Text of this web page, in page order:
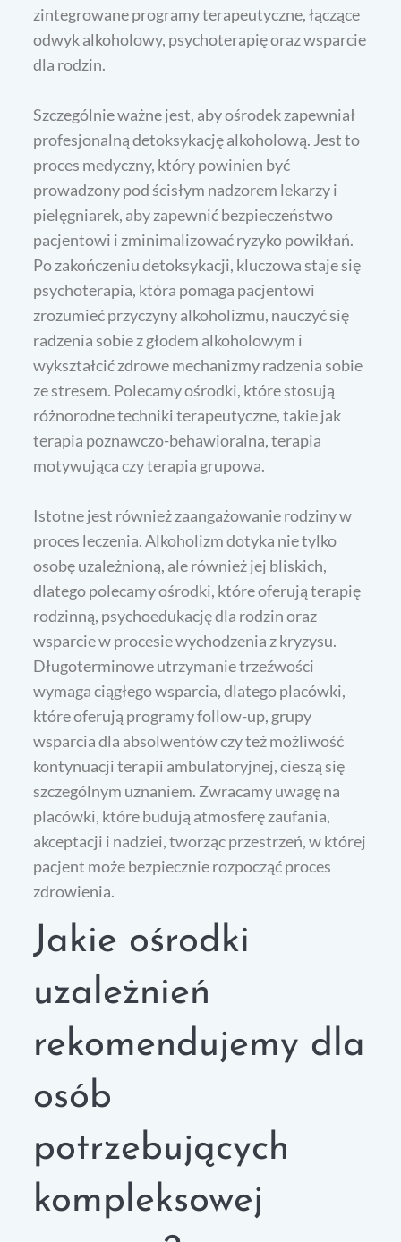
zintegrowane programy terapeutyczne, łączące
odwyk alkoholowy, psychoterapię oraz wsparcie
dla rodzin.
Szczególnie ważne jest, aby ośrodek zapewniał
profesjonalną detoksykację alkoholową. Jest to
proces medyczny, który powinien być
prowadzony pod ścisłym nadzorem lekarzy i
pielęgniarek, aby zapewnić bezpieczeństwo
pacjentowi i zminimalizować ryzyko powikłań.
Po zakończeniu detoksykacji, kluczowa staje się
psychoterapia, która pomaga pacjentowi
zrozumieć przyczyny alkoholizmu, nauczyć się
radzenia sobie z głodem alkoholowym i
wykształcić zdrowe mechanizmy radzenia sobie
ze stresem. Polecamy ośrodki, które stosują
różnorodne techniki terapeutyczne, takie jak
terapia poznawczo-behawioralna, terapia
motywująca czy terapia grupowa.
Istotne jest również zaangażowanie rodziny w
proces leczenia. Alkoholizm dotyka nie tylko
osobę uzależnioną, ale również jej bliskich,
dlatego polecamy ośrodki, które oferują terapię
rodzinną, psychoedukację dla rodzin oraz
wsparcie w procesie wychodzenia z kryzysu.
Długoterminowe utrzymanie trzeźwości
wymaga ciągłego wsparcia, dlatego placówki,
które oferują programy follow-up, grupy
wsparcia dla absolwentów czy też możliwość
kontynuacji terapii ambulatoryjnej, cieszą się
szczególnym uznaniem. Zwracamy uwagę na
placówki, które budują atmosferę zaufania,
akceptacji i nadziei, tworząc przestrzeń, w której
pacjent może bezpiecznie rozpocząć proces
zdrowienia.
Jakie ośrodki
uzależnień
rekomendujemy dla
osób
potrzebujących
kompleksowej